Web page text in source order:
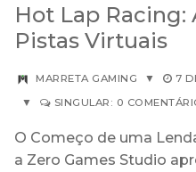
Hot Lap Racing:
Pistas Virtuais
MARRETA GAMING ▼ 7
▼
SINGULAR: 0
O Começo de uma
a Zero Games Studio